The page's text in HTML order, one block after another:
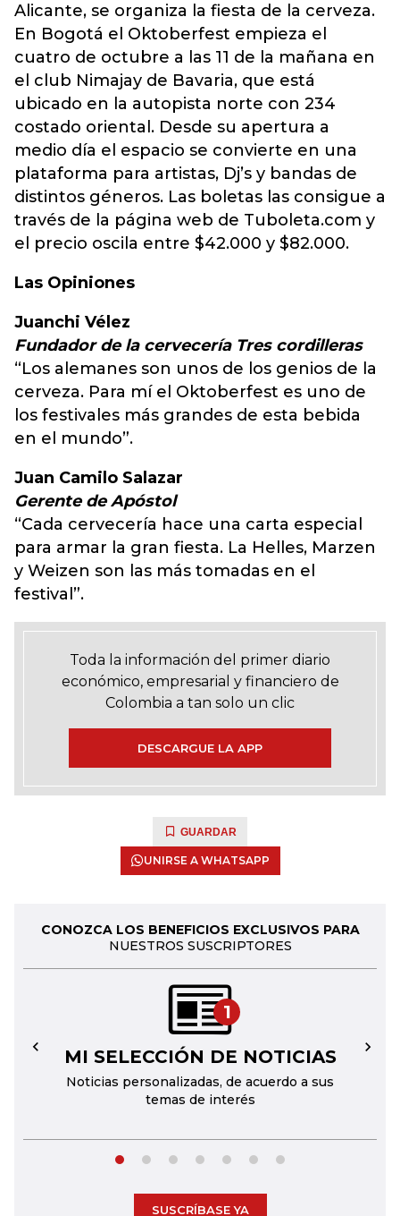
Alicante, se organiza la fiesta de la cerveza.
En Bogotá el Oktoberfest empieza el
cuatro de octubre a las 11 de la mañana en
el club Nimajay de Bavaria, que está
ubicado en la autopista norte con 234
costado oriental. Desde su apertura a
medio día el espacio se convierte en una
plataforma para artistas, Dj’s y bandas de
distintos géneros. Las boletas las consigue a
través de la página web de Tuboleta.com y
el precio oscila entre $42.000 y $82.000.
Las Opiniones
Juanchi Vélez
Fundador de la cervecería Tres cordilleras
“Los alemanes son unos de los genios de la
cerveza. Para mí el Oktoberfest es uno de
los festivales más grandes de esta bebida
en el mundo”.
Juan Camilo Salazar
Gerente de Apóstol
“Cada cervecería hace una carta especial
para armar la gran fiesta. La Helles, Marzen
y Weizen son las más tomadas en el
festival”.
Toda la información del primer diario
económico, empresarial y financiero de
Colombia a tan solo un clic
DESCARGUE LA APP
GUARDAR
UNIRSE A WHATSAPP
CONOZCA LOS BENEFICIOS EXCLUSIVOS PARA
NUESTROS SUSCRIPTORES
1
MI SELECCIÓN DE NOTICIAS
Noticias personalizadas, de acuerdo a sus
temas de interés
← →
SUSCRÍBASE YA